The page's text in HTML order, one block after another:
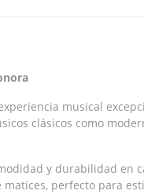
musical
clásicos como
y durabilidad en
perfecto para